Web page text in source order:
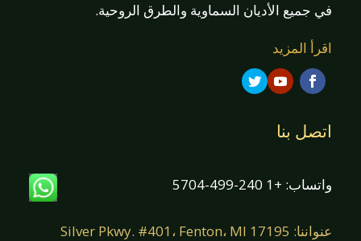
في جميع الأديان السماوية والطرق الروحية.
اقرأ المزيد
اتصل بنا
واتساب: +1 240-499-5704
عنواننا: 17195 Silver Pkwy. #401، Fenton، MI